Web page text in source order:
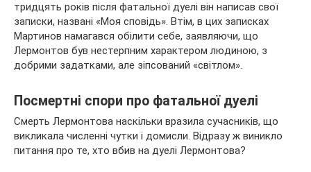
тридцять років після фатальної дуелі він написав свої
записки, названі «Моя сповідь». Втім, в цих записках
Мартинов намагався обілити себе, заявляючи, що
Лермонтов був нестерпним характером людиною, з
добрими задатками, але зіпсований «світлом».
Посмертні спори про фатальної дуелі
Смерть Лермонтова наскільки вразила сучасників, що
викликала численні чутки і домисли. Відразу ж виникло
питання про те, хто вбив на дуелі Лермонтова?